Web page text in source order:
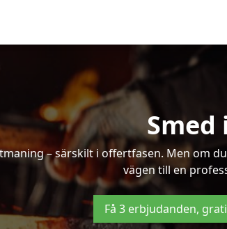
Smed
– särskilt i offertfasen. Men om
vägen till en
Få 3 erbjudanden,